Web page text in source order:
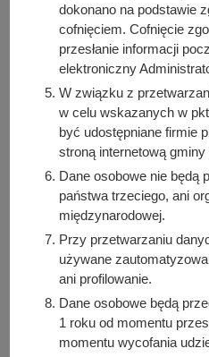
Strona internetowa
https://oaza.kornik.pl/
szachowy-5
Autor wpisu
Zgłoszone wydarzenie
Podziel się z innymi:
Facebook
E-mail
POKAŻ CAŁE
dokonano na podstawie
cofnięciem. Cofnięcie
przesłanie informacji
elektroniczny
W związku z
w celu wskazanych w
być udostępniane firmie
stroną internetową
Dane osobowe nie będą
państwa trzeciego, ani
międzynarodowej.
Przy przetwarzaniu
używane
ani profilowanie.
Dane osobowe będą
1 roku od momentu
momentu wycofania